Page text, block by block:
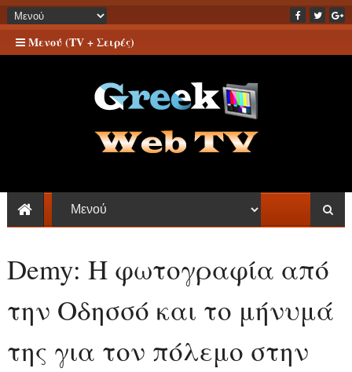
Μενού (TV + Σειρές)
Demy: Η φωτογραφία από
την Οδησσό και το μήνυμά
της για τον πόλεμο στην